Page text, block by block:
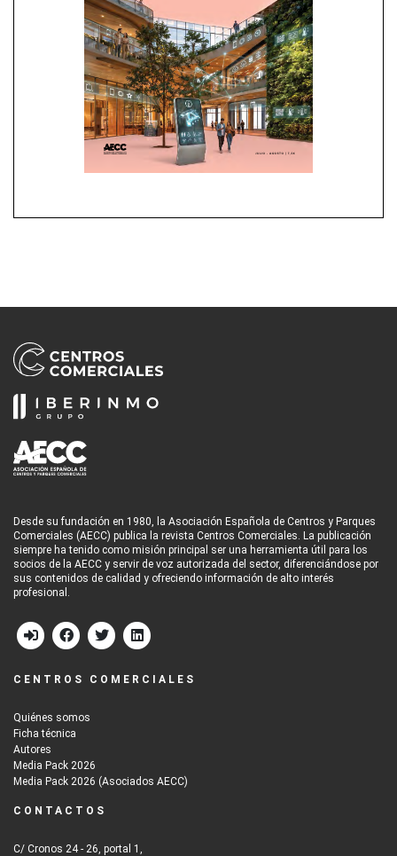
Desde su fundación en 1980, la Asociación Española de Centros y Parques
Comerciales (AECC) publica la revista Centros Comerciales. La publicación
siempre ha tenido como misión principal ser una herramienta útil para los
socios de la AECC y servir de voz autorizada del sector, diferenciándose por
sus contenidos de calidad y ofreciendo información de alto interés
profesional.
CENTROS COMERCIALES
Quiénes somos
Ficha técnica
Autores
Media Pack 2026
Media Pack 2026 (Asociados AECC)
CONTACTOS
C/ Cronos 24 - 26, portal 1,